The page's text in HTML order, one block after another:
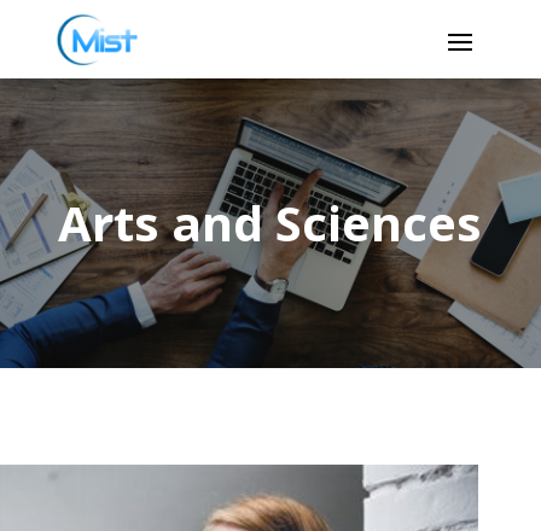
Arts and Sciences
Arts and Sciences